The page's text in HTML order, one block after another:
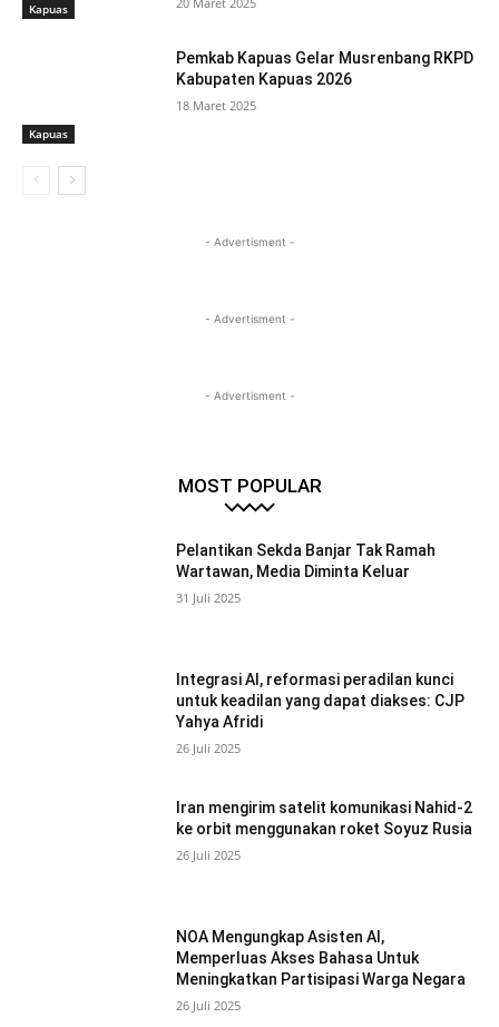
Kapuas
Kapuas
Pemkab Kapuas Gelar Musrenbang RKPD
Kabupaten Kapuas 2026
18 Maret 2025
- Advertisment -
- Advertisment -
- Advertisment -
MOST POPULAR
Pelantikan Sekda Banjar Tak Ramah
Wartawan, Media Diminta Keluar
31 Juli 2025
Integrasi AI, reformasi peradilan kunci
untuk keadilan yang dapat diakses: CJP
Yahya Afridi
26 Juli 2025
Iran mengirim satelit komunikasi Nahid-2
ke orbit menggunakan roket Soyuz Rusia
26 Juli 2025
NOA Mengungkap Asisten AI,
Memperluas Akses Bahasa Untuk
Meningkatkan Partisipasi Warga Negara
26 Juli 2025